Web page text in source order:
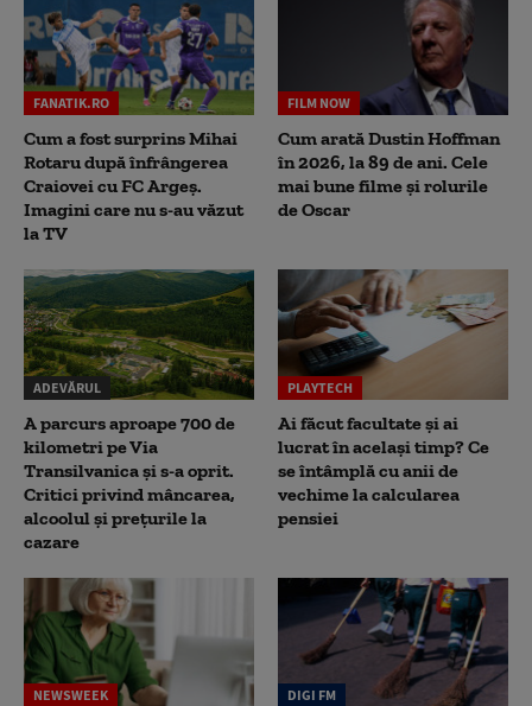
FANATIK.RO
Cum a fost surprins Mihai
Rotaru după înfrângerea
Craiovei cu FC Argeș.
Imagini care nu s-au văzut
la TV
FILM NOW
Cum arată Dustin Hoffman
în 2026, la 89 de ani. Cele
mai bune filme și rolurile
de Oscar
ADEVĂRUL
A parcurs aproape 700 de
kilometri pe Via
Transilvanica și s-a oprit.
Critici privind mâncarea,
alcoolul și prețurile la
cazare
PLAYTECH
Ai făcut facultate și ai
lucrat în același timp? Ce
se întâmplă cu anii de
vechime la calcularea
pensiei
NEWSWEEK DIGI FM